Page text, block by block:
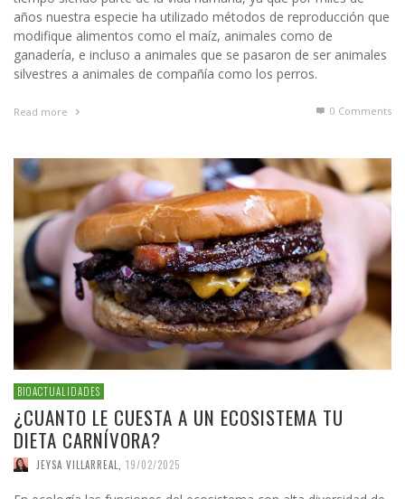
años nuestra especie ha utilizado métodos de reproducción que
modifique alimentos como el maíz, animales como de
ganadería, e incluso a animales que se pasaron de ser animales
silvestres a animales de compañía como los perros.
Read more 0 Comments
BIOACTUALIDADES
¿CUANTO LE CUESTA A UN ECOSISTEMA TU
DIETA CARNÍVORA?
JEYSA VILLARREAL, 19/02/2025